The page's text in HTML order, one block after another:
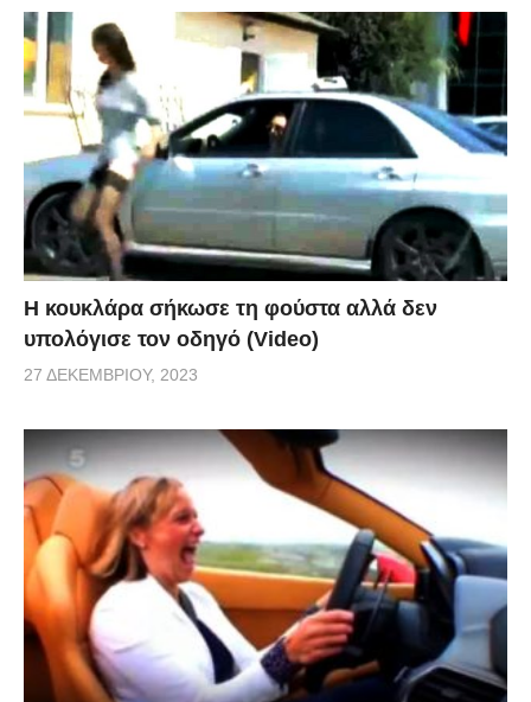
Η κουκλάρα σήκωσε τη φούστα αλλά δεν
υπολόγισε τον οδηγό (Video)
27 ΔΕΚΕΜΒΡΊΟΥ, 2023